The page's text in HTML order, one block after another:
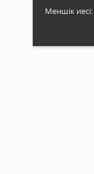
Меншік иесі: